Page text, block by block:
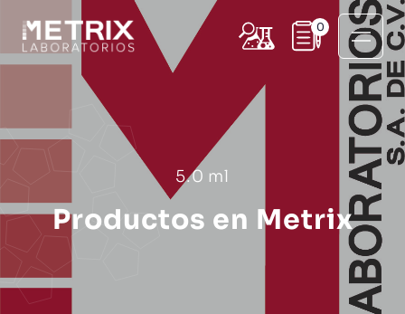
0
5.0 ml
Productos en Metrix